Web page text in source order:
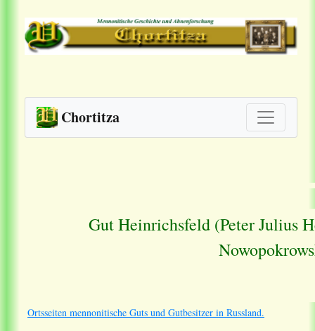
Chortitza
Gut Heinrichsfeld (Peter Julius
Ortsseiten mennonitische Guts und Gutbesitzer in Russland.